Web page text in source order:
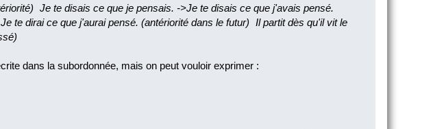
Je te disais ce que je pensais. ->Je te disais ce que j'avais pensé.
te dirai ce que j'aurai pensé. (antériorité dans le futur) Il partit dès qu'il vit le
dans la subordonnée, mais on peut vouloir exprimer :